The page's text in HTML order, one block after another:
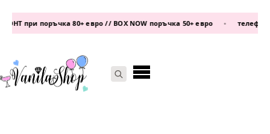
поръчка 80+ евро // BOX NOW поръчка 50+ евро • телефон: